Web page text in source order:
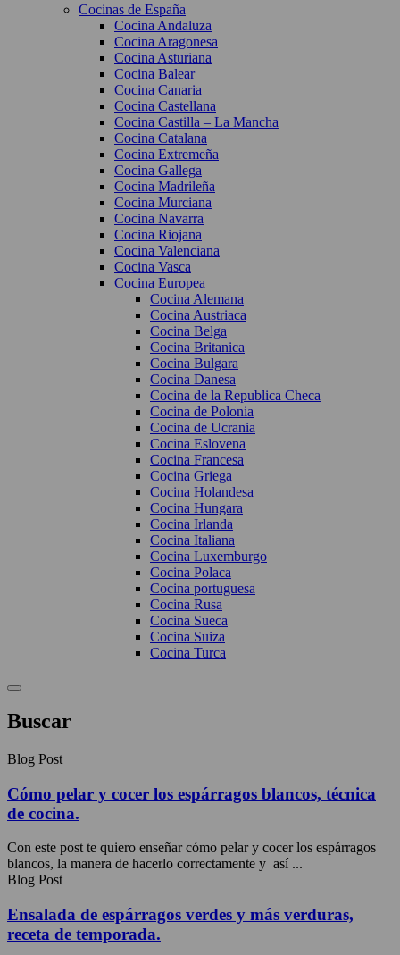
Cocinas de España
Cocina Andaluza
Cocina Aragonesa
Cocina Asturiana
Cocina Balear
Cocina Canaria
Cocina Castellana
Cocina Castilla – La Mancha
Cocina Catalana
Cocina Extremeña
Cocina Gallega
Cocina Madrileña
Cocina Murciana
Cocina Navarra
Cocina Riojana
Cocina Valenciana
Cocina Vasca
Cocina Europea
Cocina Alemana
Cocina Austriaca
Cocina Belga
Cocina Britanica
Cocina Bulgara
Cocina Danesa
Cocina de la Republica Checa
Cocina de Polonia
Cocina de Ucrania
Cocina Eslovena
Cocina Francesa
Cocina Griega
Cocina Holandesa
Cocina Hungara
Cocina Irlanda
Cocina Italiana
Cocina Luxemburgo
Cocina Polaca
Cocina portuguesa
Cocina Rusa
Cocina Sueca
Cocina Suiza
Cocina Turca
Buscar
Blog Post
Cómo pelar y cocer los espárragos blancos, técnica
de cocina.
Con este post te quiero enseñar cómo pelar y cocer los espárragos
blancos, la manera de hacerlo correctamente y así ...
Blog Post
Ensalada de espárragos verdes y más verduras,
receta de temporada.